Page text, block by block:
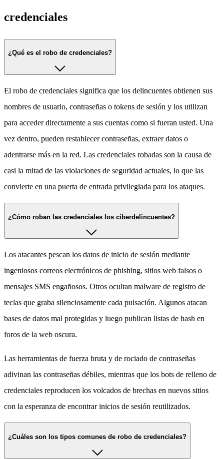
credenciales
¿Qué es el robo de credenciales?
El robo de credenciales significa que los delincuentes obtienen sus
nombres de usuario, contraseñas o tokens de sesión y los utilizan
para acceder directamente a sus cuentas como si fueran usted. Una
vez dentro, pueden restablecer contraseñas, extraer datos o
adentrarse más en la red. Las credenciales robadas son la causa de
casi la mitad de las violaciones de seguridad actuales, lo que las
convierte en una puerta de entrada privilegiada para los ataques.
¿Cómo roban las credenciales los ciberdelincuentes?
Los atacantes pescan los datos de inicio de sesión mediante
ingeniosos correos electrónicos de phishing, sitios web falsos o
mensajes SMS engañosos. Otros ocultan malware de registro de
teclas que graba silenciosamente cada pulsación. Algunos atacan
bases de datos mal protegidas y luego publican listas de hash en
foros de la web oscura.
Las herramientas de fuerza bruta y de rociado de contraseñas
adivinan las contraseñas débiles, mientras que los bots de relleno de
credenciales reproducen los volcados de brechas en nuevos sitios
con la esperanza de encontrar inicios de sesión reutilizados.
¿Cuáles son los tipos comunes de robo de credenciales?